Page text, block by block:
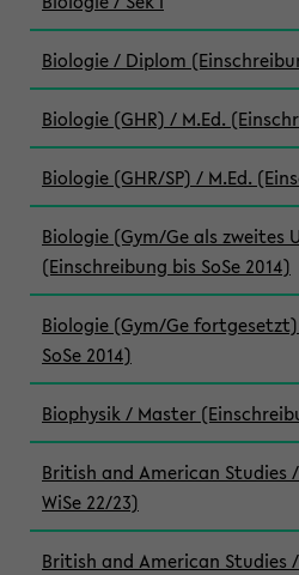
Biologie / Diplom
Biologie (GHR) / M.Ed.
Biologie (GHR/SP) / M.Ed.
Biologie (Gym/Ge als zweites
(Einschreibung bis SoSe 2014)
Biologie (Gym/Ge
SoSe 2014)
Biophysik / Master
British and American Studies
WiSe 22/23)
British and American Studies